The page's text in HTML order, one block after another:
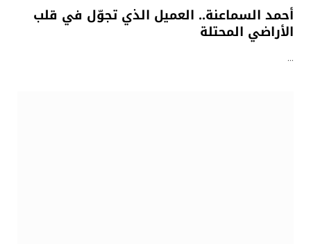
أحمد السماعنة.. العميل الذي تجوّل في قلب
الأراضي المحتلة
…